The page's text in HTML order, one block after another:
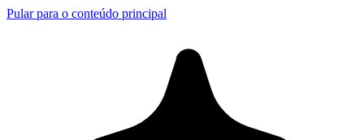
Pular para o conteúdo principal